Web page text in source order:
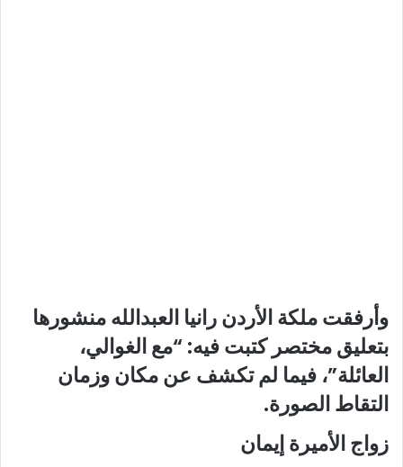
وأرفقت ملكة الأردن رانيا العبدالله منشورها
بتعليق مختصر كتبت فيه: “مع الغوالي،
العائلة”، فيما لم تكشف عن مكان وزمان
التقاط الصورة.
زواج الأميرة إيمان